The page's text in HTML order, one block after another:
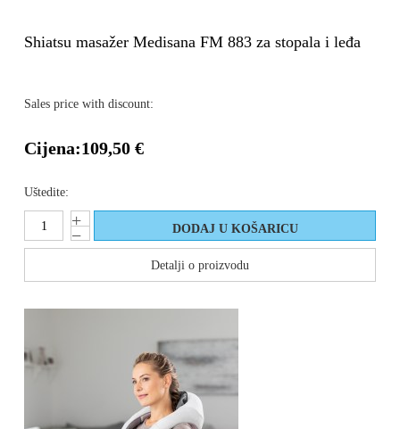
Shiatsu masažer Medisana FM 883 za stopala i leđa
Sales price with discount:
Cijena:109,50 €
Uštedite:
Detalji o proizvodu